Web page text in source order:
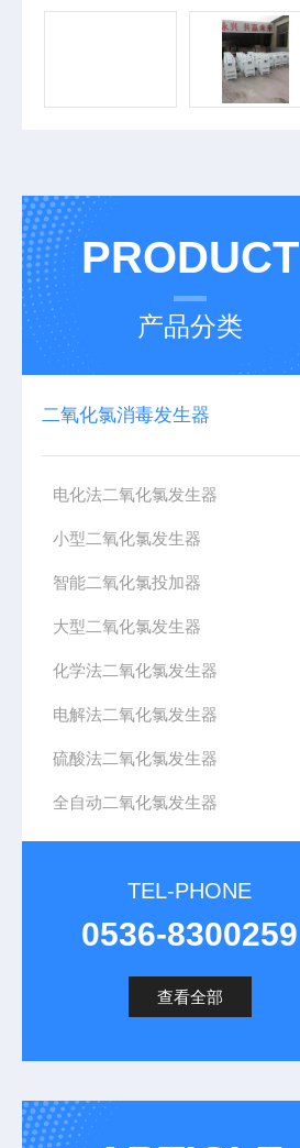
PRODUCT
产品分类
二氧化氯消毒发生器
电化法二氧化氯发生器
小型二氧化氯发生器
智能二氧化氯投加器
大型二氧化氯发生器
化学法二氧化氯发生器
电解法二氧化氯发生器
硫酸法二氧化氯发生器
全自动二氧化氯发生器
TEL-PHONE
0536-8300259
查看全部